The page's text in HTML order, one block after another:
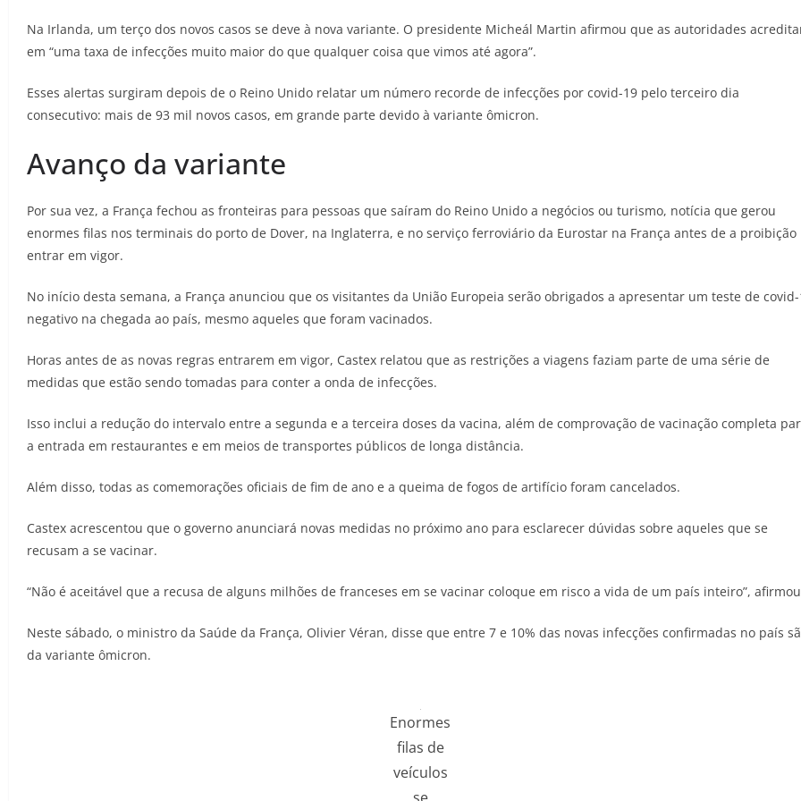
Na Irlanda, um terço dos novos casos se deve à nova variante. O presidente Micheál Martin afirmou que as autoridades
em “uma taxa de infecções muito maior do que qualquer coisa que vimos até agora”.
Esses alertas surgiram depois de o Reino Unido relatar um número recorde de infecções por covid-19 pelo terceiro dia
consecutivo: mais de 93 mil novos casos, em grande parte devido à variante ômicron.
Avanço da variante
Por sua vez, a França fechou as fronteiras para pessoas que saíram do Reino Unido a negócios ou turismo, notícia que gerou
enormes filas nos terminais do porto de Dover, na Inglaterra, e no serviço ferroviário da Eurostar na França antes de a proibição
entrar em vigor.
No início desta semana, a França anunciou que os visitantes da União Europeia serão obrigados a apresentar um teste de
negativo na chegada ao país, mesmo aqueles que foram vacinados.
Horas antes de as novas regras entrarem em vigor, Castex relatou que as restrições a viagens faziam parte de uma série de
medidas que estão sendo tomadas para conter a onda de infecções.
Isso inclui a redução do intervalo entre a segunda e a terceira doses da vacina, além de comprovação de vacinação completa
a entrada em restaurantes e em meios de transportes públicos de longa distância.
Além disso, todas as comemorações oficiais de fim de ano e a queima de fogos de artifício foram cancelados.
Castex acrescentou que o governo anunciará novas medidas no próximo ano para esclarecer dúvidas sobre aqueles que se
recusam a se vacinar.
“Não é aceitável que a recusa de alguns milhões de franceses em se vacinar coloque em risco a vida de um país inteiro”,
Neste sábado, o ministro da Saúde da França, Olivier Véran, disse que entre 7 e 10% das novas infecções confirmadas no país
da variante ômicron.
Enormes
filas de
veículos